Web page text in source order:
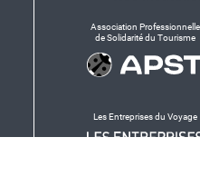
Association Professionnelle
de Solidarité du Tourisme
Les Entreprises du Voyage